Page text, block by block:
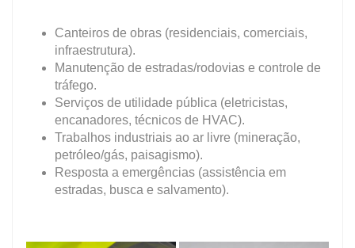
Canteiros de obras (residenciais, comerciais,
infraestrutura).
Manutenção de estradas/rodovias e controle de
tráfego.
Serviços de utilidade pública (eletricistas,
encanadores, técnicos de HVAC).
Trabalhos industriais ao ar livre (mineração,
petróleo/gás, paisagismo).
Resposta a emergências (assistência em
estradas, busca e salvamento).